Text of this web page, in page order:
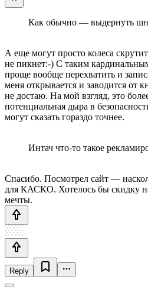
Как обычно — выдернуть
А еще могут просто колеса
не пикнет:-) С таким
проще вообще перехватить и
меня открывается и заводится от
не достаю. На мой взгляд, это
потенциальная дыра в
могут сказать гораздо точнее.
Интач что-то такое
Спасибо. Посмотрел сайт —
для КАСКО. Хотелось бы скидку
мечты.
Reply